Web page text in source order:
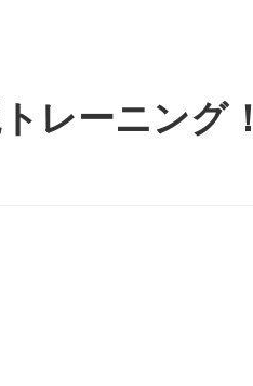
レーニング！